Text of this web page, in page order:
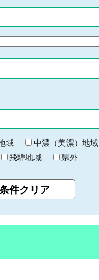
域 中濃（美濃）地域
飛騨地域 県外